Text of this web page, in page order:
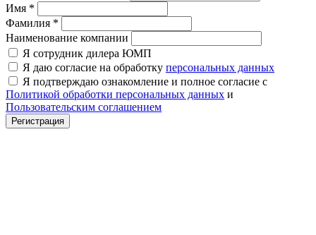
Имя *
Фамилия *
Наименование компании
Я сотрудник дилера ЮМП
Я даю согласие на обработку персональных данных
Я подтверждаю ознакомление и полное согласие с
Политикой обработки персональных данных и
Пользовательским соглашением
Регистрация